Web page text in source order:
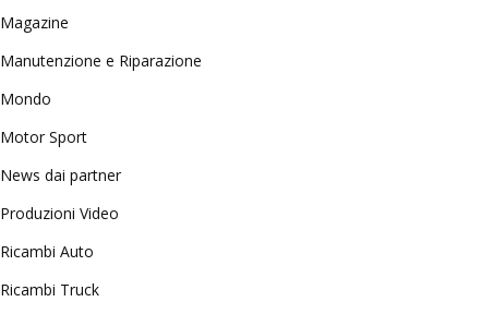
Magazine
Manutenzione e Riparazione
Mondo
Motor Sport
News dai partner
Produzioni Video
Ricambi Auto
Ricambi Truck